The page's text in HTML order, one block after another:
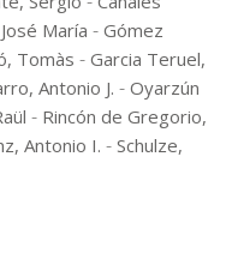
María - Gómez
Tomàs - Garcia Teruel,
Antonio J. - Oyarzún
- Rincón de Gregorio,
Antonio I. - Schulze,